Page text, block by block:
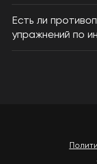
Есть ли
упражнений по